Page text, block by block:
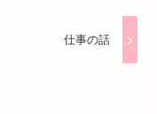
仕事の話